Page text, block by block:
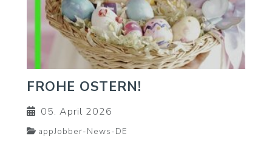
FROHE OSTERN!
05. April 2026
appJobber-News-DE